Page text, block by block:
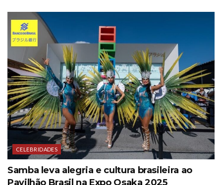
CELEBRIDADES
Samba leva alegria e cultura brasileira ao
Pavilhão Brasil na Expo Osaka 2025